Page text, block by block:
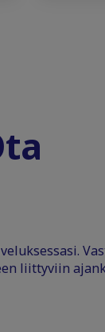
liittyviin